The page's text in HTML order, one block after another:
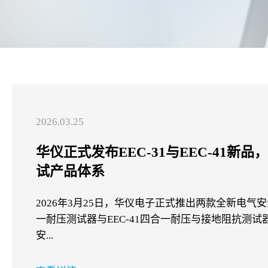
2026.03.25
华仪正式发布EEC-31与EEC-41新品
试产品体系
2026年3月25日，华仪电子正式推出两款全新电气
一耐压测试器与EEC-41四合一耐压与接地阻抗测试
安...